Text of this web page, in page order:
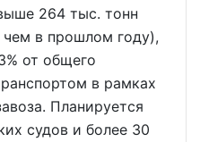
264 тыс. тонн
чем в прошлом году),
от общего
в рамках
Планируется
судов и более 30